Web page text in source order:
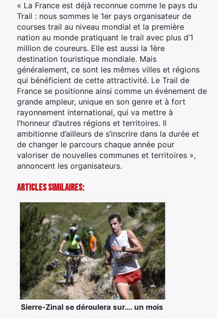
« La France est déjà reconnue comme le pays du
Trail : nous sommes le 1er pays organisateur de
courses trail au niveau mondial et la première
nation au monde pratiquant le trail avec plus d’1
million de coureurs. Elle est aussi la 1ère
destination touristique mondiale. Mais
généralement, ce sont les mêmes villes et régions
qui bénéficient de cette attractivité. Le Trail de
France se positionne ainsi comme un événement de
grande ampleur, unique en son genre et à fort
rayonnement international, qui va mettre à
l’honneur d’autres régions et territoires. Il
ambitionne d’ailleurs de s’inscrire dans la durée et
de changer le parcours chaque année pour
valoriser de nouvelles communes et territoires »,
annoncent les organisateurs.
Articles Similaires:
Sierre-Zinal se déroulera sur…. un mois